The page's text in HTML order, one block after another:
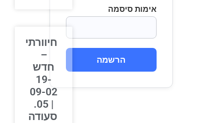
אימות סיסמה
הרשמה
חיוורתי
חדש
19-
09-02
| 05.
סעודה